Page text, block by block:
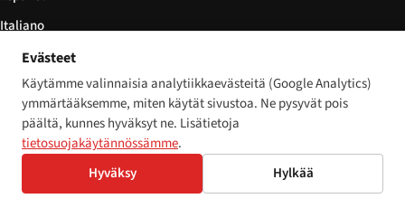
Italiano
Български
简体中文
© 2026 Disability World. Kaikki oikeudet pidätetään. Cookie settings
Kieli:
Български
Nederlands
Evästeet
Käytämme valinnaisia analytiikkaevästeitä (Google Analytics)
ymmärtääksemme, miten käytät sivustoa. Ne pysyvät pois
päältä, kunnes hyväksyt ne. Lisätietoja
tietosuojakäytännössämme.
Hyväksy
Hylkää